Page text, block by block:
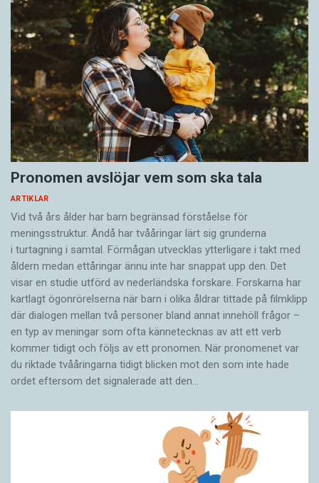
Pronomen avslöjar vem som ska tala
ARTIKLAR
Vid två års ålder har barn begränsad förståelse för
meningsstruktur. Ändå har tvååringar lärt sig grunderna
i turtagning i samtal. Förmågan utvecklas ytterligare i takt med
åldern medan ettåringar ännu inte har snappat upp den. Det
visar en studie utförd av nederländska forskare. Forskarna har
kartlagt ögonrörelserna när barn i olika åldrar tittade på filmklipp
där dialogen mellan två personer bland annat innehöll frågor –
en typ av meningar som ofta kännetecknas av att ett verb
kommer tidigt och följs av ett pronomen. När pronomenet var
du riktade tvååringarna tidigt blicken mot den som inte hade
ordet eftersom det ­signalerade att den…